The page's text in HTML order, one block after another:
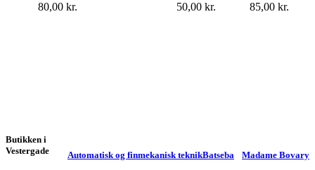
85,00 kr.
50,00 kr.
80,00 kr.
Madame Bovary
Batseba
Automatisk og finmekanisk teknik
Butikken i
Vestergade